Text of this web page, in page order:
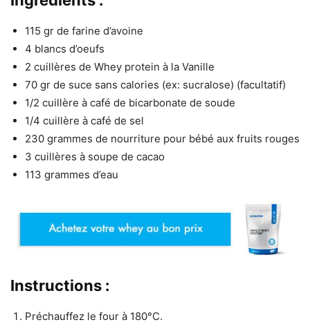
115 gr de farine d’avoine
4 blancs d’oeufs
2 cuillères de Whey protein à la Vanille
70 gr de suce sans calories (ex: sucralose) (facultatif)
1/2 cuillère à café de bicarbonate de soude
1/4 cuillère à café de sel
230 grammes de nourriture pour bébé aux fruits rouges
3 cuillères à soupe de cacao
113 grammes d’eau
Instructions :
Préchauffez le four à 180°C.